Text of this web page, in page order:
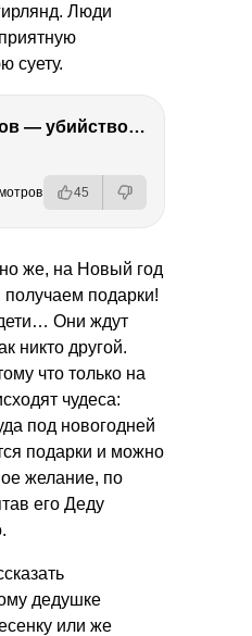
Люди
суету.
Антон Немцов — убийство Бориса Немцова, переезд в Дубай, семья и политика
45
же, на Новый год
подарки!
Они ждут
никто другой.
что только на
чудеса:
под новогодней
подарки и можно
желание, по
его Деду
дедушке
или же